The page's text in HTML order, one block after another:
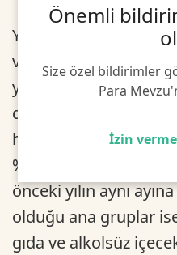
Önemli
Size özel bildirimler
Para
İzin verme
Yıllık en düşük artış
ve tütün grubunda
yılın aynı ayına göre
diğer ana gruplar
haberleşme, %7,47 ile
%10,75 ile eğitim oldu.
önceki yılın aynı
olduğu ana gruplar
gıda ve alkolsüz